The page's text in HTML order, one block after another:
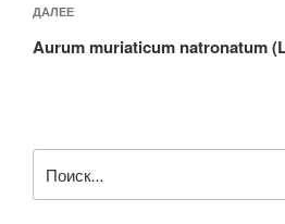
Следующая
запись
ДАЛЕЕ
Aurum muriaticum natronatum